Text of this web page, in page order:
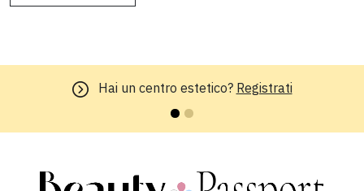
Hai un centro estetico? Registrati